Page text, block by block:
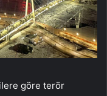
göre terör